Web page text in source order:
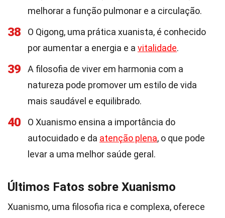
melhorar a função pulmonar e a circulação.
38
O Qigong, uma prática xuanista, é conhecido
por aumentar a energia e a vitalidade.
39
A filosofia de viver em harmonia com a
natureza pode promover um estilo de vida
mais saudável e equilibrado.
40
O Xuanismo ensina a importância do
autocuidado e da atenção plena, o que pode
levar a uma melhor saúde geral.
Últimos Fatos sobre Xuanismo
Xuanismo, uma filosofia rica e complexa, oferece